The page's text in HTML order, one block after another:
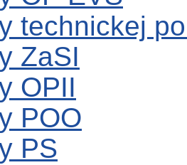
technickej
ZaSI
OPII
POO
PS